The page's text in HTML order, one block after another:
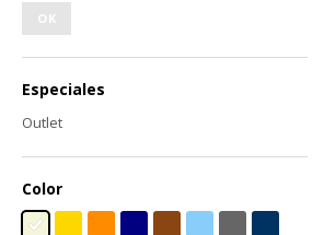
OK
Especiales
Outlet
Color